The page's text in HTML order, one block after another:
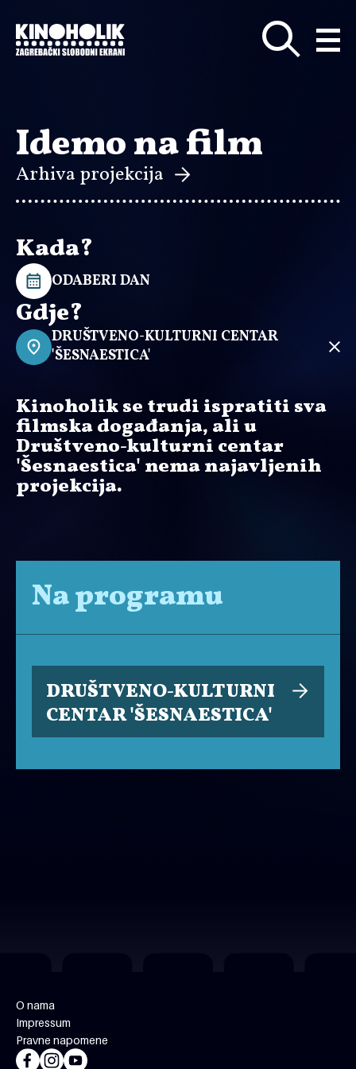
glavni
sadržaj
Idemo na film
Arhiva projekcija
Kada?
ODABERI DAN
Gdje?
DRUŠTVENO-KULTURNI CENTAR
'ŠESNAESTICA'
Kinoholik se trudi ispratiti sva
filmska događanja, ali u
Društveno-kulturni centar
'Šesnaestica' nema najavljenih
projekcija.
Na programu
DRUŠTVENO-KULTURNI
CENTAR 'ŠESNAESTICA'
O nama
Impressum
Pravne napomene